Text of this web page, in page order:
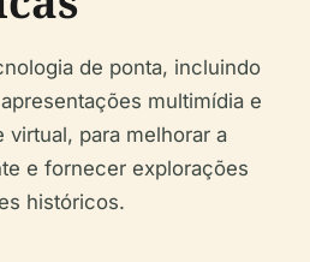
de ponta, incluindo
multimídia e
virtual, para melhorar a
e fornecer explorações
históricos.